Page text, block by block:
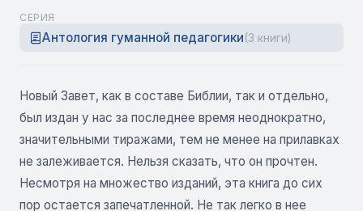
СЕРИЯ
Антология гуманной педагогики(3 книги)
Новый Завет, как в составе Библии, так и отдельно,
был издан у нас за последнее время неоднократно,
значительными тиражами, тем не менее на прилавках
не залеживается. Нельзя сказать, что он прочтен.
Несмотря на множество изданий, эта книга до сих
пор остается запечатленной. Не так легко в нее